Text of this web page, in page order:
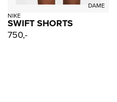
DAME
NIKE
SWIFT SHORTS
750,-